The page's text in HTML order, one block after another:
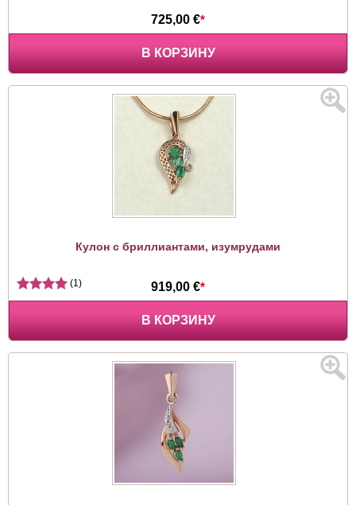
725,00 €*
В КОРЗИНУ
Кулон с бриллиантами, изумрудами
919,00 €*
(1)
В КОРЗИНУ